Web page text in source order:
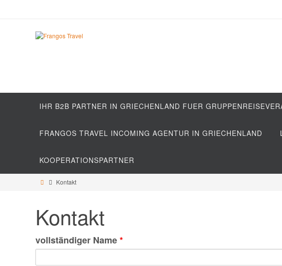
IHR B2B PARTNER IN GRIECHENLAND FUER
FRANGOS TRAVEL INCOMING AGENTUR IN GRIECHENLAND
KOOPERATIONSPARTNER
Kontakt
Kontakt
vollständiger Name*